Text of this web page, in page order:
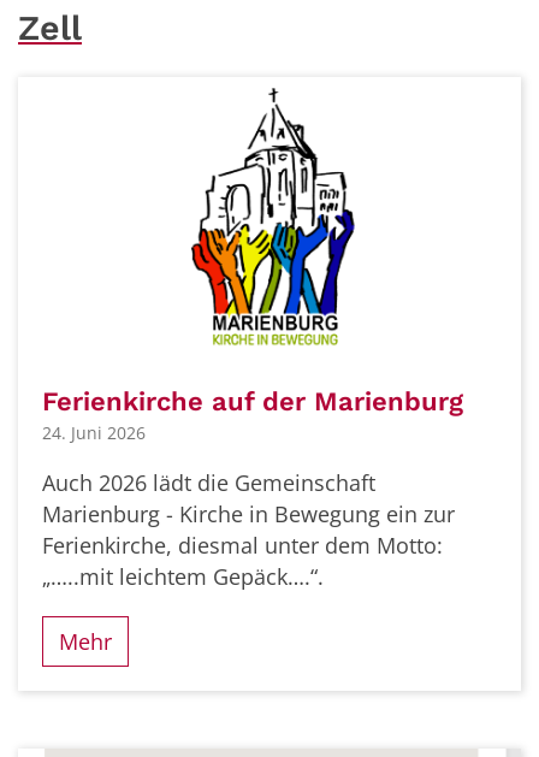
Zell
Ferienkirche auf der Marienburg
24. Juni 2026
Auch 2026 lädt die Gemeinschaft
Marienburg - Kirche in Bewegung ein zur
Ferienkirche, diesmal unter dem Motto:
„…..mit leichtem Gepäck….“.
Mehr